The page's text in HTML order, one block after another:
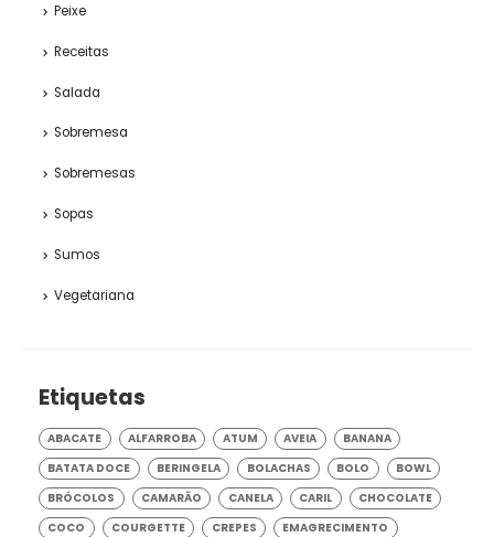
Peixe
Receitas
Salada
Sobremesa
Sobremesas
Sopas
Sumos
Vegetariana
Etiquetas
ABACATE ALFARROBA ATUM AVEIA
BANANA
BATATA DOCE
BERINGELA BOLACHAS BOLO
BOWL
BRÓCOLOS
CAMARÃO CANELA CARIL
CHOCOLATE
COCO
COURGETTE CREPES
EMAGRECIMENTO